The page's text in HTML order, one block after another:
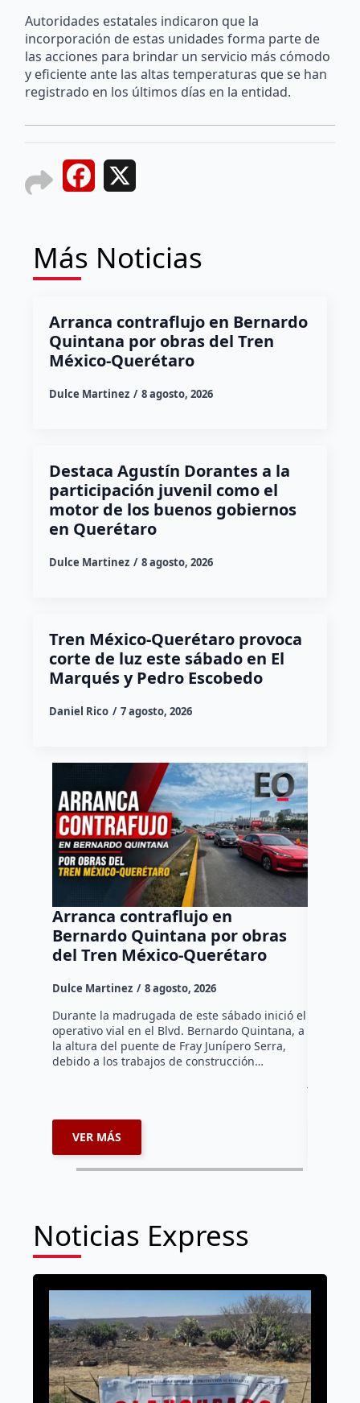
Autoridades estatales indicaron que la
incorporación de estas unidades forma parte de
las acciones para brindar un servicio más cómodo
y eficiente ante las altas temperaturas que se han
registrado en los últimos días en la entidad.
Facebook
Más Noticias
Arranca contraflujo en Bernardo
Quintana por obras del Tren
México-Querétaro
Dulce Martinez 8 agosto, 2026
Destaca Agustín Dorantes a la
participación juvenil como el
motor de los buenos gobiernos
en Querétaro
Dulce Martinez 8 agosto, 2026
Tren México-Querétaro provoca
corte de luz este sábado en El
Marqués y Pedro Escobedo
Daniel Rico 7 agosto, 2026
Arranca contraflujo en
Bernardo Quintana por obras
del Tren México-Querétaro
Dulce Martinez 8 agosto, 2026
Durante la madrugada de este sábado inició el
operativo vial en el Blvd. Bernardo Quintana, a
la altura del puente de Fray Junípero Serra,
debido a los trabajos de construcción…
VER MÁS
Noticias Express